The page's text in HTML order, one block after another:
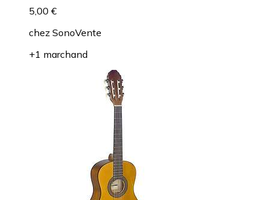
5,00 €
chez SonoVente
+1 marchand